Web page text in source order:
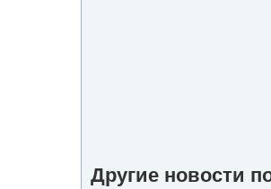
Другие новости